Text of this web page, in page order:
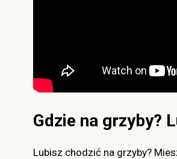
Gdzie na grzyby?
Lubisz chodzić na grzyby?